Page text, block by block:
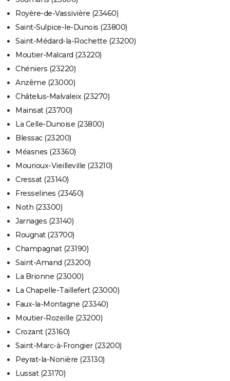
Royère-de-Vassivière (23460)
Saint-Sulpice-le-Dunois (23800)
Saint-Médard-la-Rochette (23200)
Moutier-Malcard (23220)
Chéniers (23220)
Anzême (23000)
Châtelus-Malvaleix (23270)
Mainsat (23700)
La Celle-Dunoise (23800)
Blessac (23200)
Méasnes (23360)
Mourioux-Vieilleville (23210)
Cressat (23140)
Fresselines (23450)
Noth (23300)
Jarnages (23140)
Rougnat (23700)
Champagnat (23190)
Saint-Amand (23200)
La Brionne (23000)
La Chapelle-Taillefert (23000)
Faux-la-Montagne (23340)
Moutier-Rozeille (23200)
Crozant (23160)
Saint-Marc-à-Frongier (23200)
Peyrat-la-Nonière (23130)
Lussat (23170)